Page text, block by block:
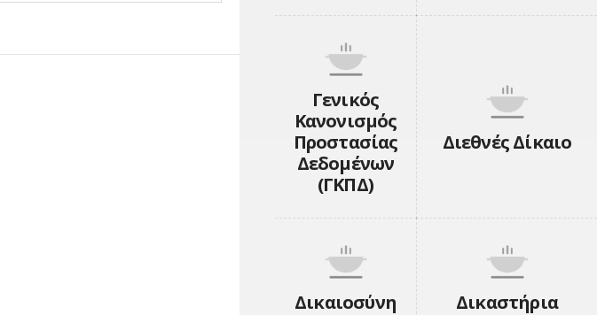
Γενικός
Κανονισμός
Προστασίας
Δεδομένων
(ΓΚΠΔ)
Διεθνές Δίκαιο
Δικαιοσύνη Δικαστήρια